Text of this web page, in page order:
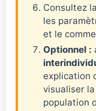
Consultez
les
et le
Optionnel :
explication
visualiser
population